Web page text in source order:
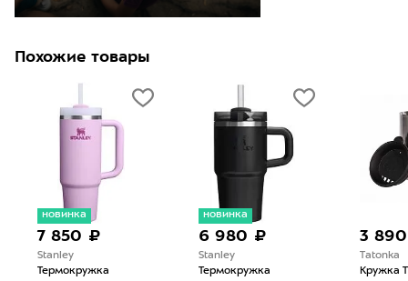
Похожие товары
новинка
7 850 ₽
Stanley
Термокружка
новинка
6 980 ₽
Stanley
Термокружка
3
Tatonka
Кружка